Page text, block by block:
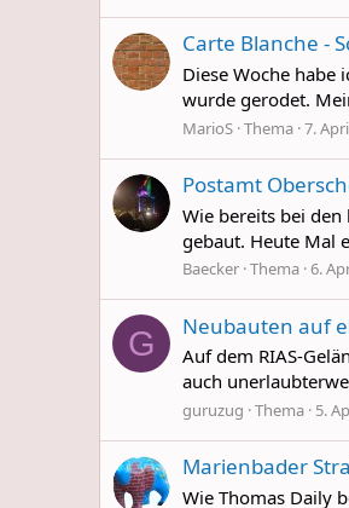
Carte Blanche -
Diese Woche habe
wurde gerodet.
MarioS Thema 7.
Postamt
Wie bereits bei
gebaut. Heute Mal
Baecker Thema 6.
G Neubauten auf
Auf dem RIAS-
auch
guruzug Thema 5.
Marienbader
Wie Thomas Daily